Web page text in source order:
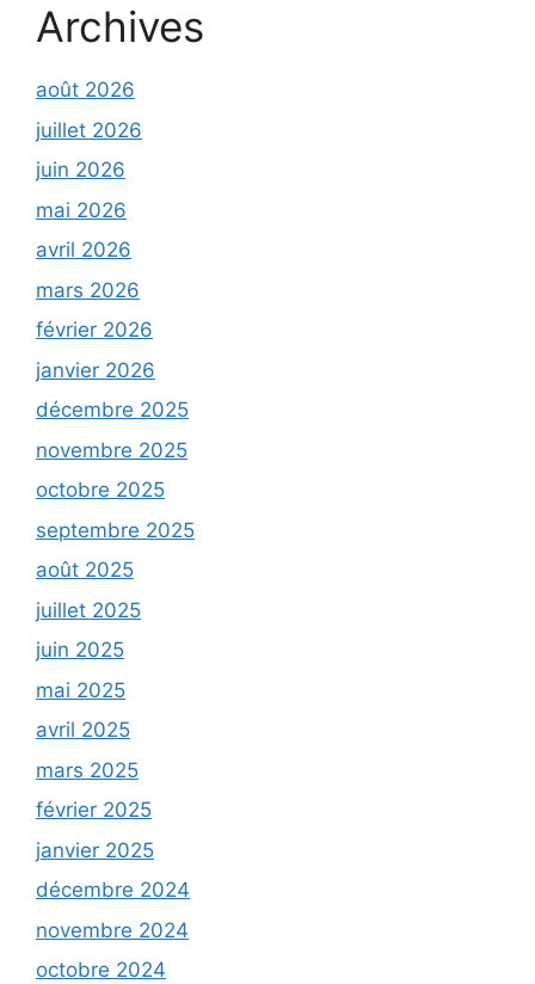
Archives
août 2026
juillet 2026
juin 2026
mai 2026
avril 2026
mars 2026
février 2026
janvier 2026
décembre 2025
novembre 2025
octobre 2025
septembre 2025
août 2025
juillet 2025
juin 2025
mai 2025
avril 2025
mars 2025
février 2025
janvier 2025
décembre 2024
novembre 2024
octobre 2024